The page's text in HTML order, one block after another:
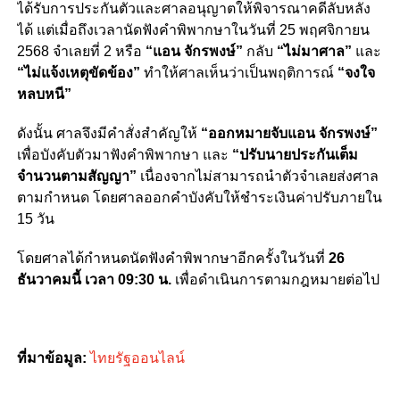
ได้รับการประกันตัวและศาลอนุญาตให้พิจารณาคดีลับหลัง
ได้ แต่เมื่อถึงเวลานัดฟังคำพิพากษาในวันที่ 25 พฤศจิกายน
2568 จำเลยที่ 2 หรือ “แอน จักรพงษ์” กลับ “ไม่มาศาล” และ
“ไม่แจ้งเหตุขัดข้อง” ทำให้ศาลเห็นว่าเป็นพฤติการณ์ “จงใจ
หลบหนี”
ดังนั้น ศาลจึงมีคำสั่งสำคัญให้ “ออกหมายจับแอน จักรพงษ์”
เพื่อบังคับตัวมาฟังคำพิพากษา และ “ปรับนายประกันเต็ม
จำนวนตามสัญญา” เนื่องจากไม่สามารถนำตัวจำเลยส่งศาล
ตามกำหนด โดยศาลออกคำบังคับให้ชำระเงินค่าปรับภายใน
15 วัน
โดย​ศาลได้กำหนดนัดฟังคำพิพากษาอีกครั้งในวันที่ 26
ธันวาคมนี้ เวลา 09:30 น.เพื่อดำเนินการตามกฎหมายต่อไป
ที่มาข้อมูล: ไทยรัฐออนไลน์